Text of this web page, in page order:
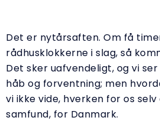
Det er nytårsaften. Om få
rådhusklokkerne i slag, så
Det sker uafvendeligt, og vi
håb og forventning; men
vi ikke vide, hverken for os
samfund, for Danmark.